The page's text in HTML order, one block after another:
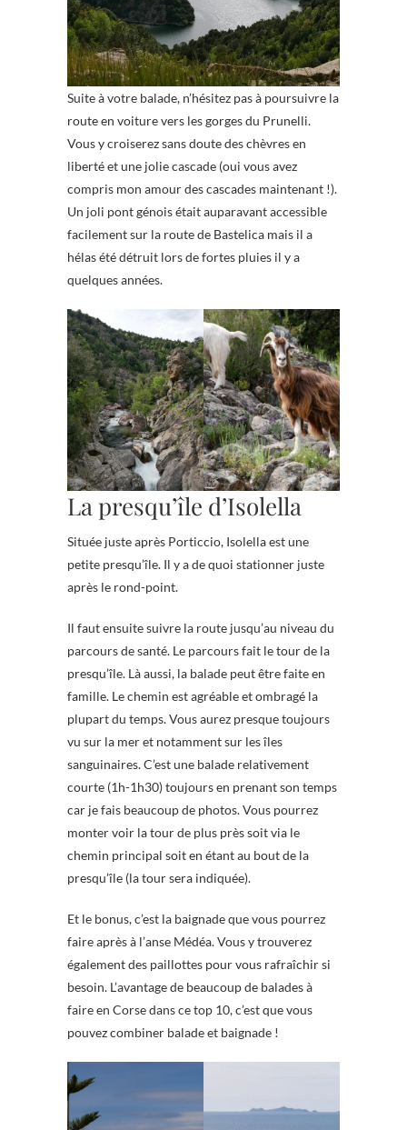
Suite à votre balade, n’hésitez pas à poursuivre la
route en voiture vers les gorges du Prunelli.
Vous y croiserez sans doute des chèvres en
liberté et une jolie cascade (oui vous avez
compris mon amour des cascades maintenant !).
Un joli pont génois était auparavant accessible
facilement sur la route de Bastelica mais il a
hélas été détruit lors de fortes pluies il y a
quelques années.
La presqu’île d’Isolella
Située juste après Porticcio, Isolella est une
petite presqu’île. Il y a de quoi stationner juste
après le rond-point.
Il faut ensuite suivre la route jusqu’au niveau du
parcours de santé. Le parcours fait le tour de la
presqu’île. Là aussi, la balade peut être faite en
famille. Le chemin est agréable et ombragé la
plupart du temps. Vous aurez presque toujours
vu sur la mer et notamment sur les îles
sanguinaires. C’est une balade relativement
courte (1h-1h30) toujours en prenant son temps
car je fais beaucoup de photos. Vous pourrez
monter voir la tour de plus près soit via le
chemin principal soit en étant au bout de la
presqu’île (la tour sera indiquée).
Et le bonus, c’est la baignade que vous pourrez
faire après à l’anse Médéa. Vous y trouverez
également des paillottes pour vous rafraîchir si
besoin. L’avantage de beaucoup de balades à
faire en Corse dans ce top 10, c’est que vous
pouvez combiner balade et baignade !